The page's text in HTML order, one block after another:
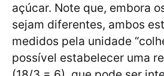
açúcar. Note que, embora
sejam diferentes, ambos
medidos pela unidade
possível estabelecer uma